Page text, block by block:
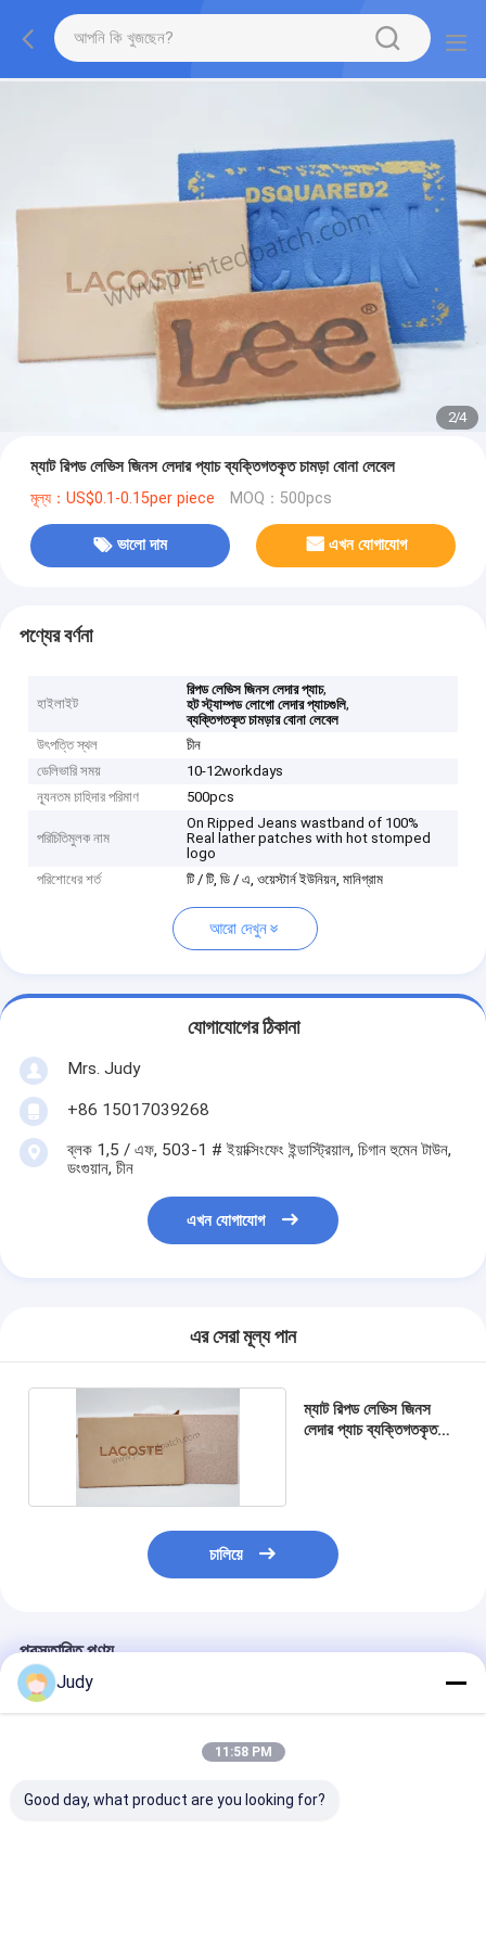
2/4
ম্যাট রিপড লেভিস জিনস লেদার প্যাচ ব্যক্তিগতকৃত চামড়া বোনা লেবেল
মূল্য：US$0.1-0.15per piece MOQ：500pcs
ভালো দাম এখন যোগাযোগ
পণ্যের বর্ণনা
হাইলাইট
রিপড লেভিস জিনস লেদার প্যাচ,
হট স্ট্যাম্পড লোগো লেদার প্যাচগুলি,
ব্যক্তিগতকৃত চামড়ার বোনা লেবেল
উৎপত্তি স্থল
চীন
ডেলিভারি সময়
10-12workdays
ন্যূনতম চাহিদার পরিমাণ
500pcs
পরিচিতিমুলক নাম
On Ripped Jeans wastband of 100%
Real lather patches with hot stomped
logo
পরিশোধের শর্ত
টি / টি, ডি / এ, ওয়েস্টার্ন ইউনিয়ন, মানিগ্রাম
আরো দেখুন
যোগাযোগের ঠিকানা
Mrs. Judy
+86 15017039268
ব্লক 1,5 / এফ, 503-1 # ইয়াক্সিংফেং ইন্ডাস্ট্রিয়াল, চিগান হুমেন টাউন,
ডংগুয়ান, চীন
এখন যোগাযোগ
এর সেরা মূল্য পান
ম্যাট রিপড লেভিস জিনস
লেদার প্যাচ ব্যক্তিগতকৃত
চালিয়ে
প্রস্তাবিত পণ্য
Judy
11:58 PM
Good day, what product are you looking for?